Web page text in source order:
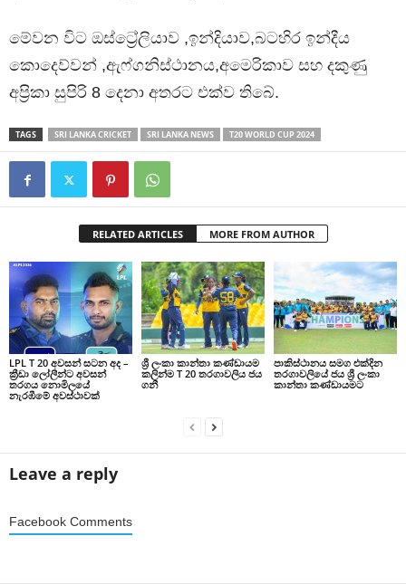
මේවන විට ඔස්ට්‍රේලියාව ,ඉන්දියාව,බටහිර ඉන්දීය
කොදෙව්වන් ,ඇෆ්ගනිස්ථානය,අමෙරිකාව සහ දකුණු
අප්‍රිකා සුපිරි 8 දෙනා අතරට එක්ව තිබේ.
TAGS SRI LANKA CRICKET SRI LANKA NEWS T20 WORLD CUP 2024
RELATED ARTICLES MORE FROM AUTHOR
LPL T 20 අවසන් සටන අද –
ක්‍රීඩා ලෝලීන්ට අවසන්
තරගය නොමිලයේ
නැරඹීමේ අවස්ථාවක්
ශ්‍රී ලංකා කාන්තා කණ්ඩායම
කලින්ම T 20 තරගාවලිය ජය
ගනී
පාකිස්ථානය සමග එක්දින
තරගාවලියේ ජය ශ්‍රී ලංකා
කාන්තා කණ්ඩායමට
Leave a reply
Facebook Comments